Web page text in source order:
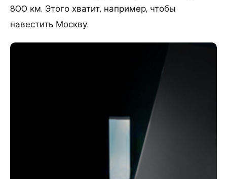
800 км. Этого хватит, например, чтобы
навестить Москву.